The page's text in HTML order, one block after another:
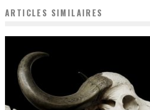
ARTICLES SIMILAIRES